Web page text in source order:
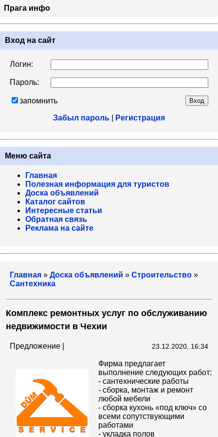
Прага инфо
Вход на сайт
Логин:
Пароль:
запомнить
Забыл пароль Регистрация
Меню сайта
Главная
Полезная информация для туристов
Доска объявлений
Каталог сайтов
Интересные статьи
Обратная связь
Реклама на сайте
Главная » Доска объявлений » Строительство »
Сантехника
Комплекс ремонтных услуг по обслуживанию
недвижимости в Чехии
Предложение | 23.12.2020, 16:34
Фирма предлагает
выполнение следующих работ:
- сантехнические работы
- сборка, монтаж и ремонт
любой мебели
- сборка кухонь «под ключ» со
всеми сопутствующими
работами
- укладка полов